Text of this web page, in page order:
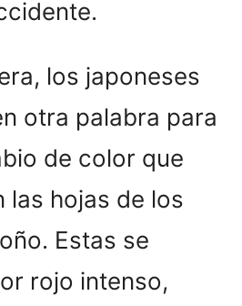
los japoneses
otra palabra para
de color que
las hojas de los
Estas se
rojo intenso,